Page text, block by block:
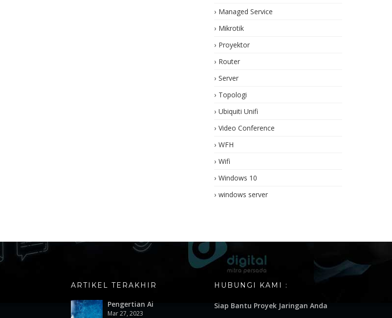
Managed Service
Mikrotik
Proyektor
Router
Server
Topologi
Ubiquiti Unifi
Video Conference
WFH
Wifi
Windows 10
windows server
ARTIKEL TERAKHIR
Pengertian Ai
Mar 27, 2023
HUBUNGI KAMI :
Siap Bantu Proyek Jaringan Anda